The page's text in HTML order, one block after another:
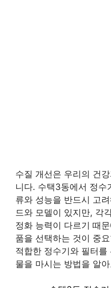
수질 개선은 우리의 건
니다. 수택3동에서 정수
류와 성능을 반드시 고
드와 모델이 있지만, 각
정화 능력이 다르기 때
품을 선택하는 것이 중
적합한 정수기와 필터
물을 마시는 방법을 알